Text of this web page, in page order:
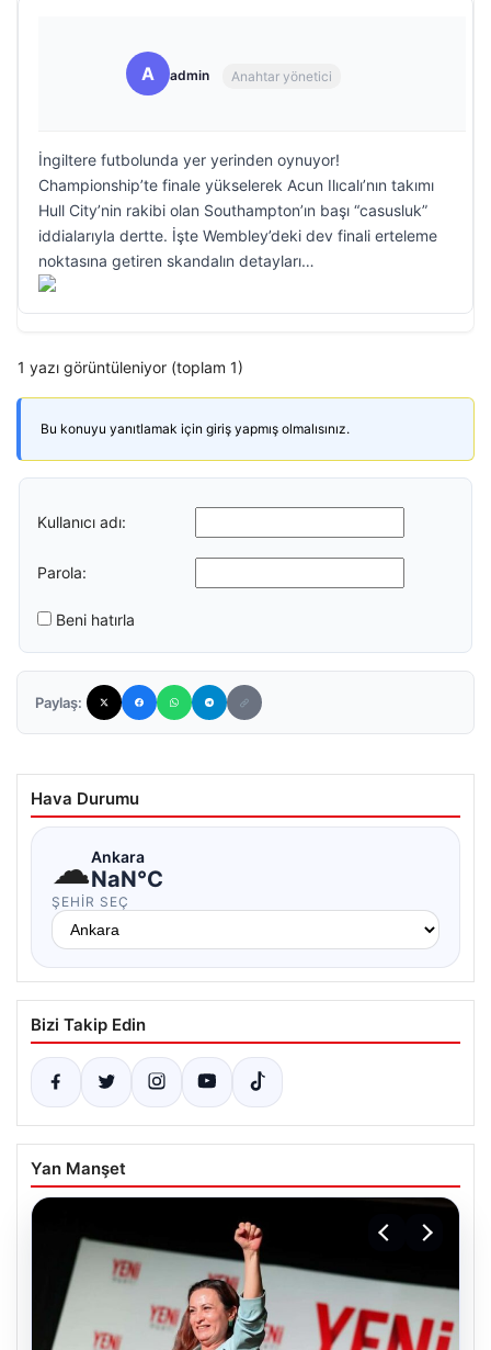
A admin Anahtar yönetici
İngiltere futbolunda yer yerinden oynuyor!
Championship’te finale yükselerek Acun Ilıcalı’nın takımı
Hull City’nin rakibi olan Southampton’ın başı “casusluk”
iddialarıyla dertte. İşte Wembley’deki dev finali erteleme
noktasına getiren skandalın detayları…
1 yazı görüntüleniyor (toplam 1)
Bu konuyu yanıtlamak için giriş yapmış olmalısınız.
Kullanıcı adı:
Parola:
Beni hatırla
Paylaş:
Hava Durumu
☁Ankara
NaN°C
ŞEHIR SEÇ
Bizi Takip Edin
Yan Manşet